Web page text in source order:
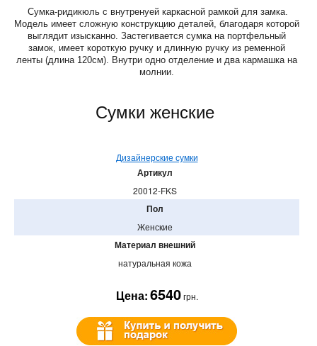
Сумка-ридикюль с внутренyей каркасной рамкой для замка.
Модель имеет сложную конструкцию деталей, благодаря которой
выглядит изысканно. Застегивается сумка на портфельный
замок, имеет короткую ручку и длинную ручку из ременной
ленты (длина 120см). Внутри одно отделение и два кармашка на
молнии.
Сумки женские
Дизайнерские сумки
Артикул
20012-FKS
Пол
Женские
Материал внешний
натуральная кожа
Цена:6540грн.